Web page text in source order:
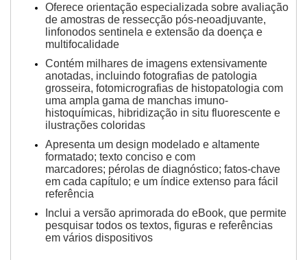
Oferece orientação especializada sobre avaliação
de amostras de ressecção pós-neoadjuvante,
linfonodos sentinela e extensão da doença e
multifocalidade
Contém milhares de imagens extensivamente
anotadas, incluindo fotografias de patologia
grosseira, fotomicrografias de histopatologia com
uma ampla gama de manchas imuno-
histoquímicas, hibridização in situ fluorescente e
ilustrações coloridas
Apresenta um design modelado e altamente
formatado; texto conciso e com
marcadores; pérolas de diagnóstico; fatos-chave
em cada capítulo; e um índice extenso para fácil
referência
Inclui a versão aprimorada do eBook, que permite
pesquisar todos os textos, figuras e referências
em vários dispositivos